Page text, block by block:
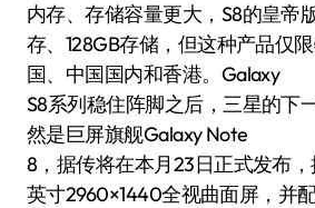
内存、存储容量更大，S8的皇帝
存、128GB存储，但这种产品仅
国、中国国内和香港。Galaxy
S8系列稳住阵脚之后，三星的下
然是巨屏旗舰Galaxy Note
8，据传将在本月23日正式发布
英寸2960×1440全视曲面屏，并